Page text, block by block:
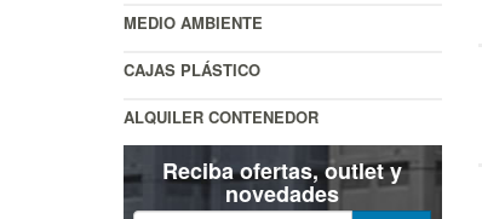
MEDIO AMBIENTE
CAJAS PLÁSTICO
ALQUILER CONTENEDOR
Reciba ofertas, outlet y
novedades